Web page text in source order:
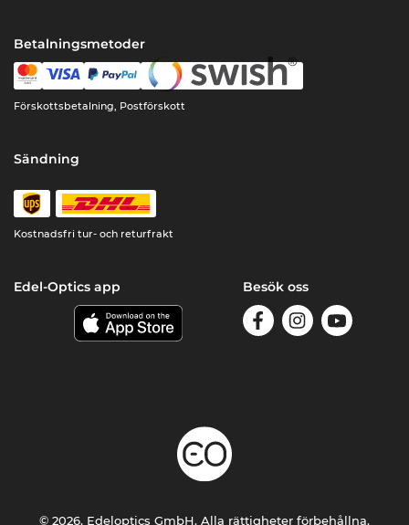
Betalningsmetoder
Förskottsbetalning, Postförskott
Sändning
Kostnadsfri tur- och returfrakt
Edel-Optics app Besök oss
© 2026, Edeloptics GmbH. Alla rättigheter förbehållna.